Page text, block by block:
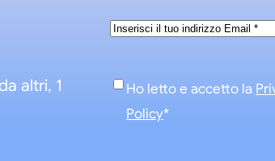
altri, 1
Email*
Consenso*
Ho letto e accetto la
Policy*